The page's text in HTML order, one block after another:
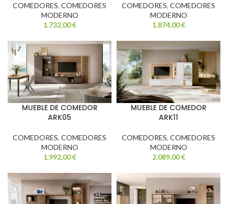
COMEDORES, COMEDORES
MODERNO
1.732,00€
COMEDORES, COMEDORES
MODERNO
1.874,00€
MUEBLE DE COMEDOR
ARK05
COMEDORES, COMEDORES
MODERNO
1.992,00€
MUEBLE DE COMEDOR
ARK11
COMEDORES, COMEDORES
MODERNO
2.089,00€